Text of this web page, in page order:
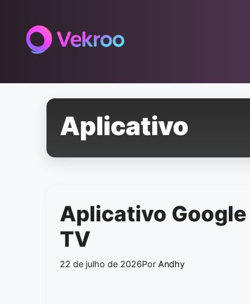
conteúdo
Aplicativo
Aplicativo Google
TV
22 de julho de 2026Por Andhy